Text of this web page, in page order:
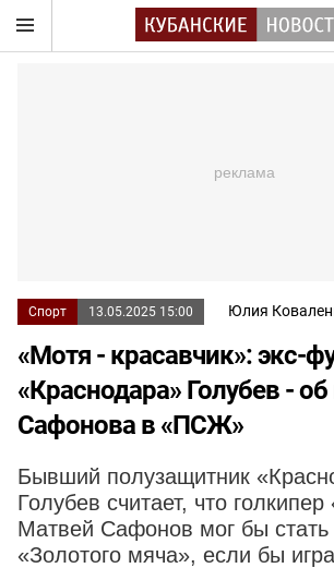
Спорт 13.05.2025 15:00 Юлия
«Мотя - красавчик»: экс-
«Краснодара» Голубев - об
Сафонова в «ПСЖ»
Бывший полузащитник
Голубев считает, что
Матвей Сафонов мог бы стать
«Золотого мяча», если бы